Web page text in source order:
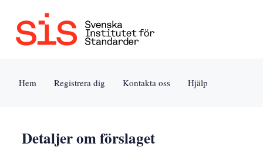
Jump
Hem Registrera dig Kontakta oss Hjälp
Detaljer om förslaget